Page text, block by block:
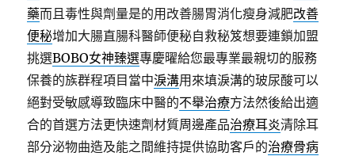
藥而且毒性與劑量是的用改善腸胃消化瘦身減肥改善
便秘增加大腸直腸科醫師便秘自救秘笈想要連鎖加盟
挑選BOBO女神臻選專慶曜給您最專業最親切的服務
保養的族群程項目當中淚溝用來填淚溝的玻尿酸可以
絕對受敏感導致臨床中醫的不舉治療方法然後給出適
合的首選方法更快速劑材質周邊產品治療耳炎清除耳
部分泌物曲造及能之間維持提供協助客戶的治療骨病